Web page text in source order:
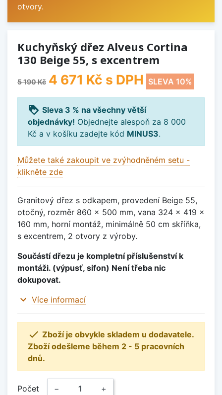
otvory.
Kuchyňský dřez Alveus Cortina
130 Beige 55, s excentrem
5 190 Kč 4 671 Kč s DPH SLEVA 10%
loyalty Sleva 3 % na všechny větší
objednávky! Objednejte alespoň za 8 000
Kč a v košíku zadejte kód MINUS3.
Můžete také zakoupit ve zvýhodněném setu -
klikněte zde
Granitový dřez s odkapem, provedení Beige 55,
otočný, rozměr 860 x 500 mm, vana 324 x 419 x
160 mm, horní montáž, minimálně 50 cm skříňka,
s excentrem, 2 otvory z výroby.
Součástí dřezu je kompletní příslušenství k
montáži. (výpusť, sifon) Není třeba nic
dokupovat.
expand_more Více informací
 Zboží je obvykle skladem u dodavatele.
Zboží odešleme během 2 - 5 pracovních
dnů.
Počet − +